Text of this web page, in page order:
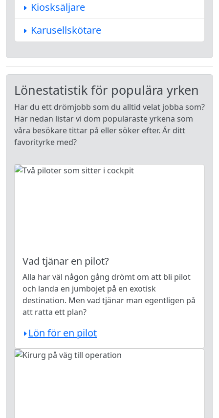
Kiosksäljare
Karusellskötare
Lönestatistik för populära yrken
Har du ett drömjobb som du alltid velat jobba som?
Här nedan listar vi dom populäraste yrkena som
våra besökare tittar på eller söker efter. Är ditt
favorityrke med?
Vad tjänar en pilot?
Alla har väl någon gång drömt om att bli pilot
och landa en jumbojet på en exotisk
destination. Men vad tjänar man egentligen på
att ratta ett plan?
Lön för en pilot